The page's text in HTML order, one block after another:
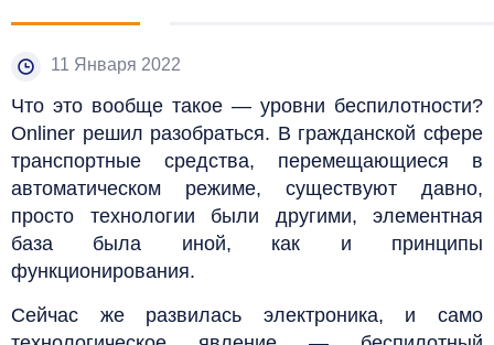
11 Января 2022
Что это вообще такое — уровни беспилотности?
Onliner решил разобраться. В гражданской сфере
транспортные средства, перемещающиеся в
автоматическом режиме, существуют давно,
просто технологии были другими, элементная
база была иной, как и принципы
функционирования.
Сейчас же развилась электроника, и само